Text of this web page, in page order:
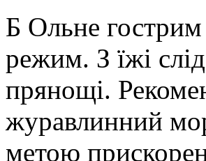
Б Ольне
режим. З їжі
прянощі.
журавлинний
метою